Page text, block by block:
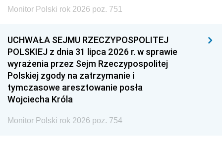
Monitor Polski rok 2026 poz. 751
UCHWAŁA SEJMU RZECZYPOSPOLITEJ
POLSKIEJ z dnia 31 lipca 2026 r. w sprawie
wyrażenia przez Sejm Rzeczypospolitej
Polskiej zgody na zatrzymanie i
tymczasowe aresztowanie posła
Wojciecha Króla
Monitor Polski rok 2026 poz. 754